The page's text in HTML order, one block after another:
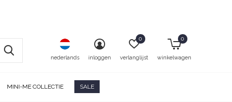
MINI-ME COLLECTIE SALE
nederlands inloggen verlanglijst
0
winkelwagen
0